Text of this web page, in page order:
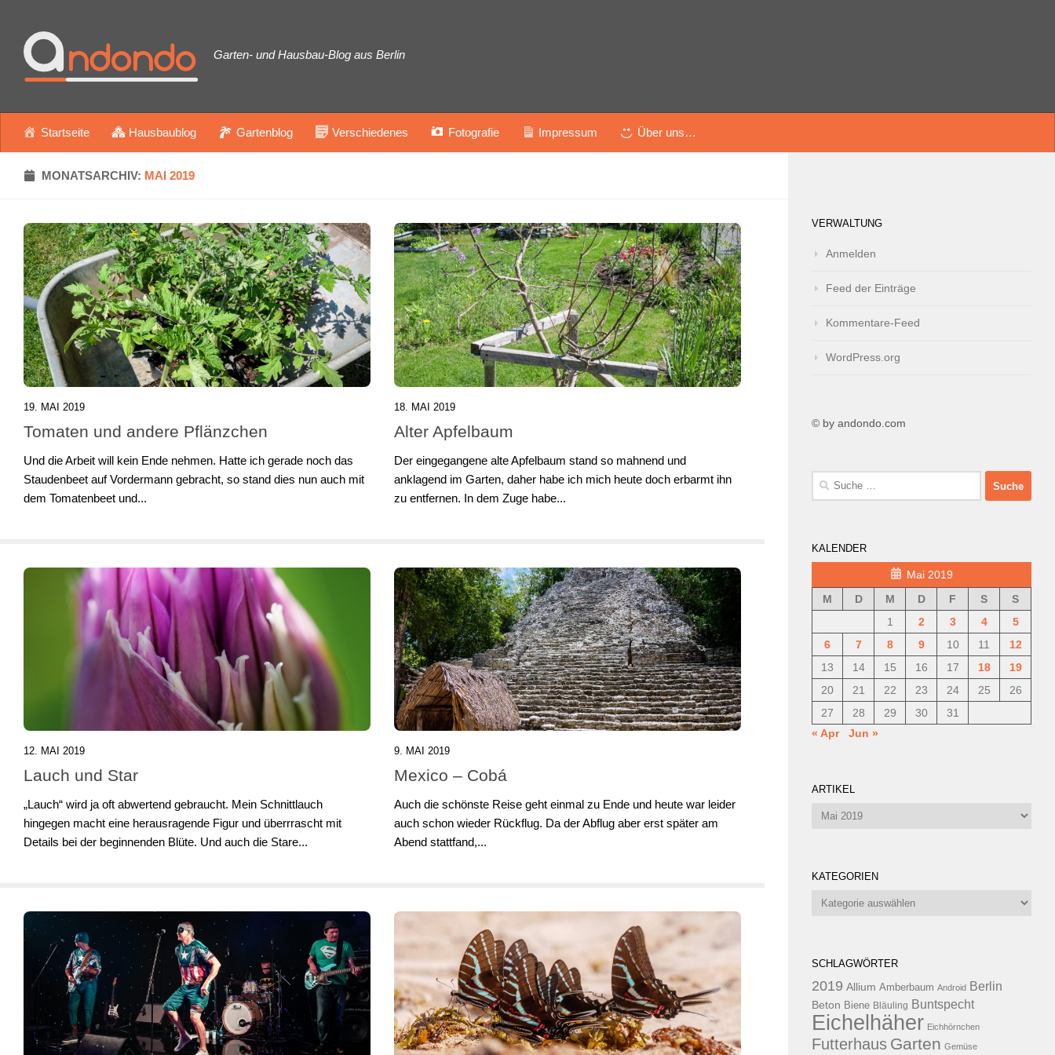
Garten- und Hausbau-Blog aus Berlin
Startseite Hausbaublog Gartenblog Verschiedenes Fotografie Impressum Über uns…
MONATSARCHIV: MAI 2019
19. MAI 2019
Tomaten und andere Pflänzchen
Und die Arbeit will kein Ende nehmen. Hatte ich gerade noch das
Staudenbeet auf Vordermann gebracht, so stand dies nun auch mit
dem Tomatenbeet und...
18. MAI 2019
Alter Apfelbaum
Der eingegangene alte Apfelbaum stand so mahnend und
anklagend im Garten, daher habe ich mich heute doch erbarmt ihn
zu entfernen. In dem Zuge habe...
12. MAI 2019
Lauch und Star
„Lauch“ wird ja oft abwertend gebraucht. Mein Schnittlauch
hingegen macht eine herausragende Figur und überrrascht mit
Details bei der beginnenden Blüte. Und auch die Stare...
9. MAI 2019
Mexico – Cobá
Auch die schönste Reise geht einmal zu Ende und heute war leider
auch schon wieder Rückflug. Da der Abflug aber erst später am
Abend stattfand,...
VERWALTUNG
Anmelden
Feed der Einträge
Kommentare-Feed
WordPress.org
© by andondo.com
Suche
KALENDER
Mai 2019
M
D M D F S
S
1
2 3 4
5
6
7 8 9 10 11
12
13
14 15 16 17 18
19
20
21 22 23 24 25
26
27
28 29 30
31
« Apr
Jun »
ARTIKEL
Artikel
KATEGORIEN
Kategorien
SCHLAGWÖRTER
2019 Allium Amberbaum Android Berlin
Beton Biene Bläuling Buntspecht
Eichelhäher Eichhörnchen
Futterhaus Garten Gemüse